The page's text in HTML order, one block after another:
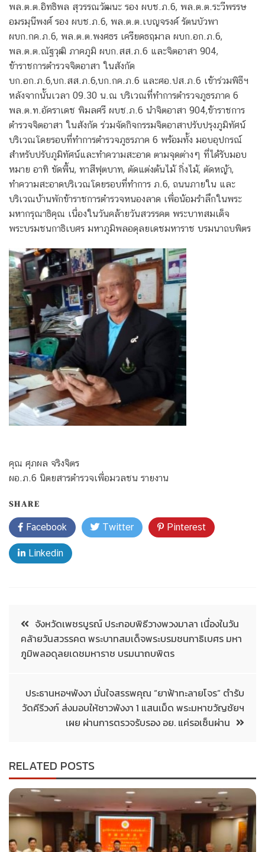
พล.ต.ต.อิทธิพล สุวรรณวัฒนะ รอง ผบช.ภ.6, พล.ต.ต.ระวีพรรษ
อมรมุนีพงศ์ รอง ผบช.ภ.6, พล.ต.ต.เบญจรงค์ รัตนบัวพา
ผบก.กค.ภ.6, พล.ต.ต.พงศธร เครียดธฤมาล ผบก.อก.ภ.6,
พล.ต.ต.ณัฐวุฒิ ภาคภูมิ ผบก.สส.ภ.6 และจิตอาสา 904,
ข้าราชการตำรวจจิตอาสา​ ในสังกัด
บก.อก.ภ.6,บก.สส.ภ.6,บก.กค.ภ.6 และศอ.ปส.ภ.6 เข้าร่วมพิธีฯ
หลังจากนั้นเวลา 09.30 น.ณ บริเวณที่ทำการตำรวจภูธรภาค 6
พล.ต.ท.อัคราเดช พิมลศรี ผบช.ภ.6​ นำจิตอาสา 904,ข้าราชการ
ตำรวจจิตอาสา​ ในสังกัด ร่วมจัดกิจกรรมจิตอาสาปรับปรุงภูมิทัศน์​
บริเวณโดยรอบที่ทำการตำรวจภูธรภาค 6​ พร้อมทั้ง มอบอุปกรณ์
สำห​รับ​ปรับภูมิทัศน์และทำความสะอาด ตามจุดต่างๆ​ ที่ได้รับมอบ
หมาย อาทิ​ ขัดพื้น, ทาสีฟุตบาท, ตัดแต่งต้นไม้​ กิ่งไม้, ตัดหญ้า,
ทำความสะอาดบริเวณโดยรอบที่ทำการ​ ภ.6, ถนนภายใน​ และ
บริเวณบ้านพักข้าราชการตำรวจหนองลาด เพื่อน้อมรำลึกในพระ
มหากรุณาธิคุณ เนื่องในวันคล้ายวันสวรรคต พระบาทสมเด็จ
พระบรมชนกาธิเบศร มหาภูมิพลอดุลยเดชมหาราช บรมนาถบพิตร
คุณ ศุภผล จริงจิตร
ผอ.ภ.6 นิตยสารตำรวจเพื่อมวลชน รายงาน
SHARE
Facebook Twitter Pinterest
Linkedin
จังหวัดเพชรบูรณ์ ประกอบพิธีวางพวงมาลา เนื่องในวัน
คล้ายวันสวรรคต พระบาทสมเด็จพระบรมชนกาธิเบศร มหา
ภูมิพลอดุลยเดชมหาราช บรมนาถบพิตร
ประธานหอฯพังงา มั่นใจสรรพคุณ “ยาฟ้าทะลายโจร” ตำรับ
วัดคีรีวงก์ ส่งมอบให้ชาวพังงา 1 แสนเม็ด พระมหาขวัญชัยฯ
เผย ผ่านการตรวจรับรอง อย. แค่รอเซ็นผ่าน
RELATED POSTS